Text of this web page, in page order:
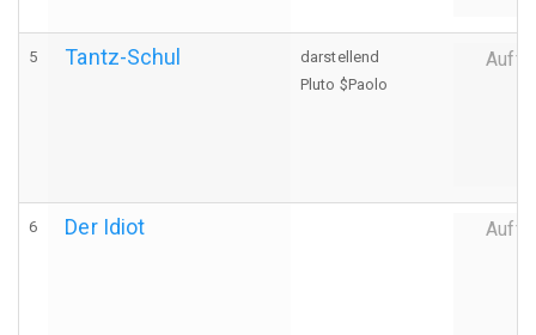
5 Tantz-Schul
darstellend
Pluto $Paolo
6 Der Idiot